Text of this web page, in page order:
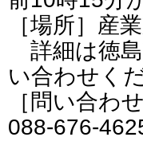
［場所］産
詳細は徳
い合わせく
［問い合わ
088-676-